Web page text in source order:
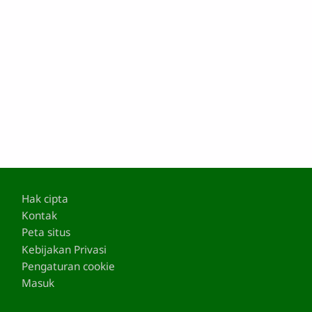
Footer
Hak cipta
Kontak
Peta situs
Kebijakan Privasi
Pengaturan cookie
Masuk